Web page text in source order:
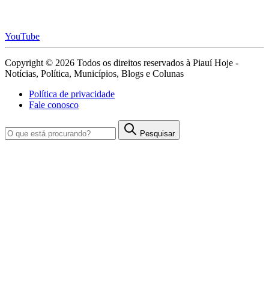
YouTube
Copyright © 2026 Todos os direitos reservados à Piauí Hoje -
Notícias, Política, Municípios, Blogs e Colunas
Política de privacidade
Fale conosco
Pesquisar